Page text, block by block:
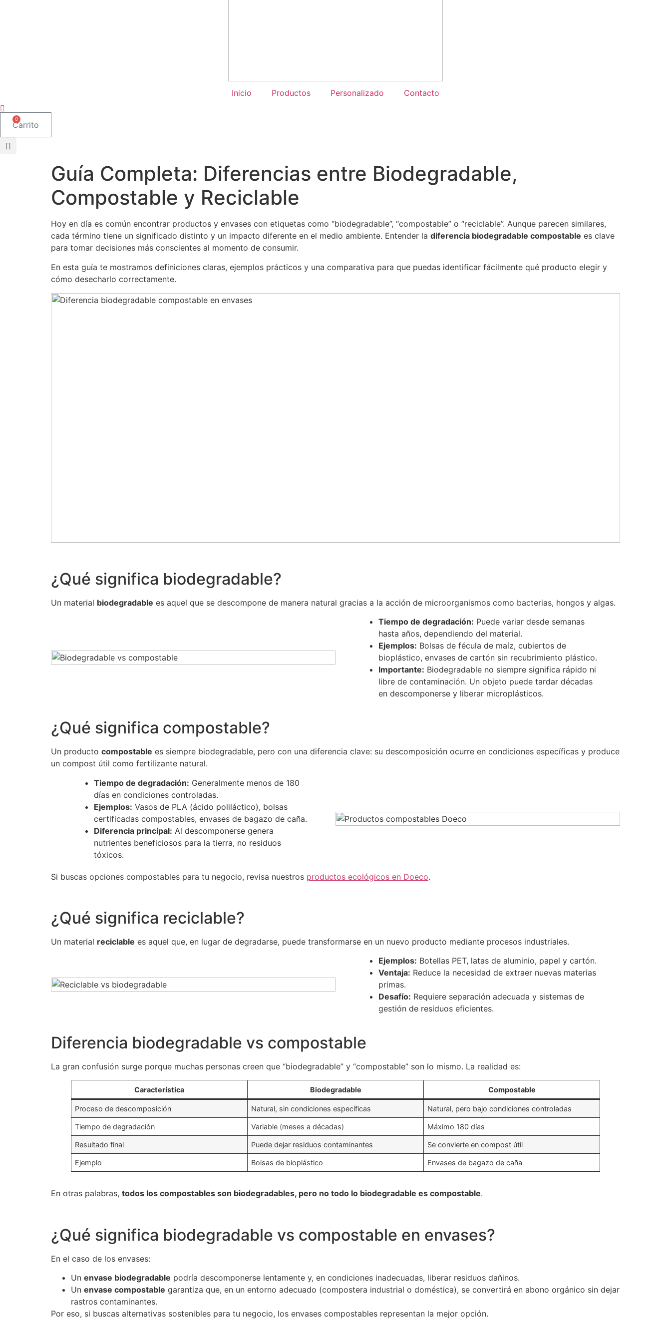
Inicio Productos Personalizado Contacto
0
Carrito
Guía Completa: Diferencias entre Biodegradable,
Compostable y Reciclable
Hoy en día es común encontrar productos y envases con etiquetas como “biodegradable”, “compostable” o “reciclable”. Aunque parecen similares,
cada término tiene un significado distinto y un impacto diferente en el medio ambiente. Entender la diferencia biodegradable compostable es clave
para tomar decisiones más conscientes al momento de consumir.
En esta guía te mostramos definiciones claras, ejemplos prácticos y una comparativa para que puedas identificar fácilmente qué producto elegir y
cómo desecharlo correctamente.
¿Qué significa biodegradable?
Un material biodegradable es aquel que se descompone de manera natural gracias a la acción de microorganismos como bacterias, hongos y algas.
Tiempo de degradación: Puede variar desde semanas
hasta años, dependiendo del material.
Ejemplos: Bolsas de fécula de maíz, cubiertos de
bioplástico, envases de cartón sin recubrimiento plástico.
Importante: Biodegradable no siempre significa rápido ni
libre de contaminación. Un objeto puede tardar décadas
en descomponerse y liberar microplásticos.
¿Qué significa compostable?
Un producto compostable es siempre biodegradable, pero con una diferencia clave: su descomposición ocurre en condiciones específicas y produce
un compost útil como fertilizante natural.
Tiempo de degradación: Generalmente menos de 180
días en condiciones controladas.
Ejemplos: Vasos de PLA (ácido poliláctico), bolsas
certificadas compostables, envases de bagazo de caña.
Diferencia principal: Al descomponerse genera
nutrientes beneficiosos para la tierra, no residuos
tóxicos.
Si buscas opciones compostables para tu negocio, revisa nuestros productos ecológicos en Doeco.
¿Qué significa reciclable?
Un material reciclable es aquel que, en lugar de degradarse, puede transformarse en un nuevo producto mediante procesos industriales.
Ejemplos: Botellas PET, latas de aluminio, papel y cartón.
Ventaja: Reduce la necesidad de extraer nuevas materias
primas.
Desafío: Requiere separación adecuada y sistemas de
gestión de residuos eficientes.
Diferencia biodegradable vs compostable
La gran confusión surge porque muchas personas creen que “biodegradable” y “compostable” son lo mismo. La realidad es:
Característica Biodegradable Compostable
Proceso de descomposición Natural, sin condiciones específicas Natural, pero bajo condiciones controladas
Tiempo de degradación Variable (meses a décadas) Máximo 180 días
Resultado final Puede dejar residuos contaminantes Se convierte en compost útil
Ejemplo Bolsas de bioplástico Envases de bagazo de caña
En otras palabras, todos los compostables son biodegradables, pero no todo lo biodegradable es compostable.
¿Qué significa biodegradable vs compostable en envases?
En el caso de los envases:
Un envase biodegradable podría descomponerse lentamente y, en condiciones inadecuadas, liberar residuos dañinos.
Un envase compostable garantiza que, en un entorno adecuado (compostera industrial o doméstica), se convertirá en abono orgánico sin dejar
rastros contaminantes.
Por eso, si buscas alternativas sostenibles para tu negocio, los envases compostables representan la mejor opción.